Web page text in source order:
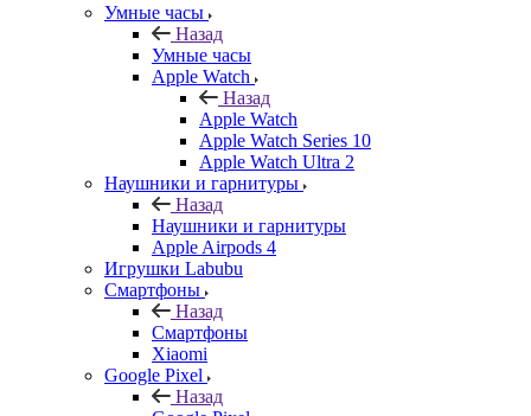
Умные часы
Назад
Умные часы
Apple Watch
Назад
Apple Watch
Apple Watch Series 10
Apple Watch Ultra 2
Наушники и гарнитуры
Назад
Наушники и гарнитуры
Apple Airpods 4
Игрушки Labubu
Смартфоны
Назад
Смартфоны
Xiaomi
Google Pixel
Назад